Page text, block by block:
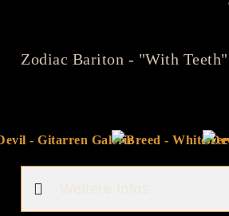
Zodiac Bariton - "With Teeth"